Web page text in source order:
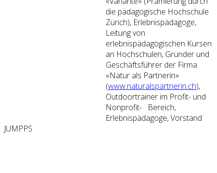
die pädagogische Hochschule
Zürich), Erlebnispädagoge,
Leitung von
erlebnispädagogischen Kursen
an Hochschulen, Gründer und
Geschäftsführer der Firma
«Natur als Partnerin»
(www.naturalspartnerin.ch),
Outdoortrainer im Profit- und
Nonprofit- Bereich,
Erlebnispädagoge, Vorstand
JUMPPS